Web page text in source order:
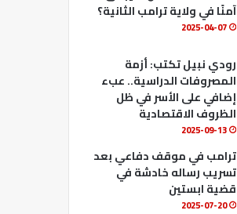
b
e
آمنًا في ولاية ترامب الثانية؟
2025-04-07
رودي نبيل تكتب: أزمة
المصروفات الدراسية.. عبء
إضافي على الأسر في ظل
الظروف الاقتصادية
2025-09-13
ترامب في موقف دفاعي بعد
تسريب رساله خادشة في
قضية ابستين
2025-07-20